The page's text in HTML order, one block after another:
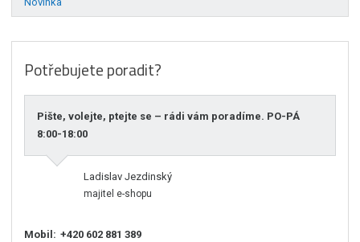
Potřebujete poradit?
Pište, volejte, ptejte se – rádi vám poradíme. PO-PÁ
8:00-18:00
Ladislav Jezdinský
majitel e-shopu
Mobil: +420 602 881 389